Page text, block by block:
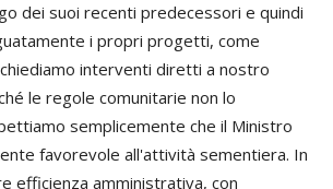
dei suoi recenti predecessori e quindi
i propri progetti, come
interventi diretti a nostro
le regole comunitarie non lo
semplicemente che il Ministro
favorevole all'attività sementiera. In
efficienza amministrativa, con